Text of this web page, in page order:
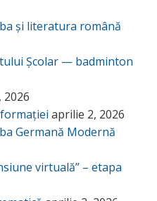
și literatura română
Școlar — badminton
2026
aprilie 2, 2026
Germană Modernă
virtuală” – etapa